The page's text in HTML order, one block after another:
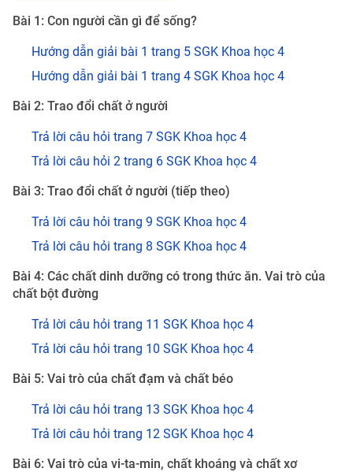
Bài 1: Con người cần gì để sống?
Hướng dẫn giải bài 1 trang 5 SGK Khoa học 4
Hướng dẫn giải bài 1 trang 4 SGK Khoa học 4
Bài 2: Trao đổi chất ở người
Trả lời câu hỏi trang 7 SGK Khoa học 4
Trả lời câu hỏi 2 trang 6 SGK Khoa học 4
Bài 3: Trao đổi chất ở người (tiếp theo)
Trả lời câu hỏi trang 9 SGK Khoa học 4
Trả lời câu hỏi trang 8 SGK Khoa học 4
Bài 4: Các chất dinh dưỡng có trong thức ăn. Vai trò của
chất bột đường
Trả lời câu hỏi trang 11 SGK Khoa học 4
Trả lời câu hỏi trang 10 SGK Khoa học 4
Bài 5: Vai trò của chất đạm và chất béo
Trả lời câu hỏi trang 13 SGK Khoa học 4
Trả lời câu hỏi trang 12 SGK Khoa học 4
Bài 6: Vai trò của vi-ta-min, chất khoáng và chất xơ